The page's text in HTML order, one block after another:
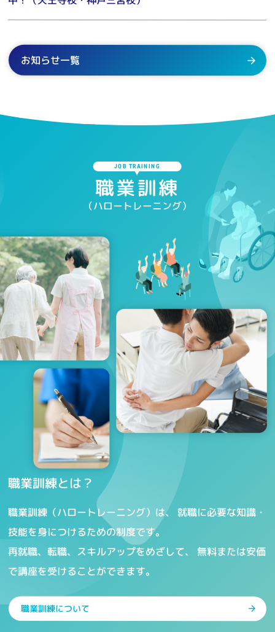
お知らせ一覧
JOB TRAINING
職業訓練
（ハロートレーニング）
職業訓練とは？
職業訓練（ハロートレーニング）は、 就職に必要な知識・
技能を身につけるための制度です。
再就職、転職、スキルアップをめざして、 無料または安価
で講座を受けることができます。
職業訓練について